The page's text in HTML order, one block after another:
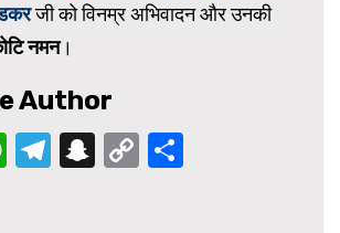
जी को विनम्र अभिवादन और उनकी
नमन।
Author
WhatsApp
Telegram
Snapchat
Copy